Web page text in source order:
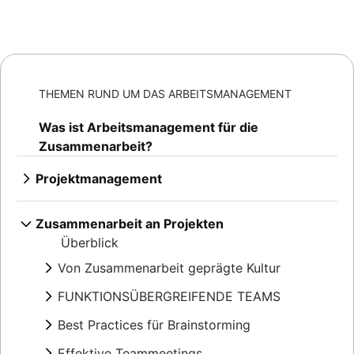
THEMEN RUND UM DAS ARBEITSMANAGEMENT
Was ist Arbeitsmanagement für die
Zusammenarbeit?
Projektmanagement
Überblick
KI-gestütztes Projektmanagement
Phasen des Projektmanagements
Prinzipien
Enterprise-Projektmanagement
Lösungen
IT-Projektmanagement
Zusammenarbeit an Projekten
Überblick
Von Zusammenarbeit geprägte Kultur
Überblick
Zusammenarbeit und Kommunikation
Zusammenarbeit im Team
FUNKTIONSÜBERGREIFENDE TEAMS
Funktionsübergreifende Zusammenarbeit
Best Practices für Brainstorming